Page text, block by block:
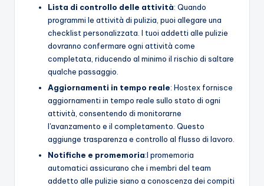
Lista di controllo delle attività: Quando
programmi le attività di pulizia, puoi allegare una
checklist personalizzata. I tuoi addetti alle pulizie
dovranno confermare ogni attività come
completata, riducendo al minimo il rischio di saltare
qualche passaggio.
Aggiornamenti in tempo reale: Hostex fornisce
aggiornamenti in tempo reale sullo stato di ogni
attività, consentendo di monitorarne
l'avanzamento e il completamento. Questo
aggiunge trasparenza e controllo al flusso di lavoro.
Notifiche e promemoria:I promemoria
automatici assicurano che i membri del team
addetto alle pulizie siano a conoscenza dei compiti